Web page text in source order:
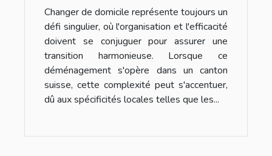
Changer de domicile représente toujours un
défi singulier, où l'organisation et l'efficacité
doivent se conjuguer pour assurer une
transition harmonieuse. Lorsque ce
déménagement s'opère dans un canton
suisse, cette complexité peut s'accentuer,
dû aux spécificités locales telles que les...